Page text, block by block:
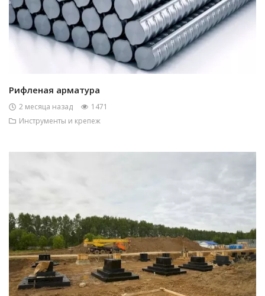
Рифленая арматура
2 месяца назад
1471
Инструменты и крепеж